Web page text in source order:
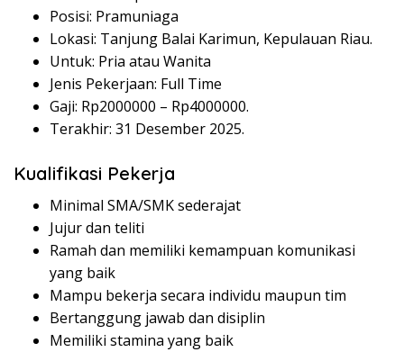
Posisi: Pramuniaga
Lokasi: Tanjung Balai Karimun, Kepulauan Riau.
Untuk: Pria atau Wanita
Jenis Pekerjaan: Full Time
Gaji: Rp2000000 – Rp4000000.
Terakhir: 31 Desember 2025.
Kualifikasi Pekerja
Minimal SMA/SMK sederajat
Jujur dan teliti
Ramah dan memiliki kemampuan komunikasi
yang baik
Mampu bekerja secara individu maupun tim
Bertanggung jawab dan disiplin
Memiliki stamina yang baik